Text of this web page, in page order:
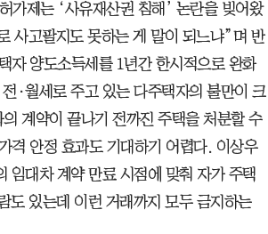
가제는 ‘사유재산권 침해’ 논란을 빚어왔
사고팔지도 못하는 게 말이 되느냐”며 반
자 양도소득세를 1년간 한시적으로 완화
·월세로 주고 있는 다주택자의 불만이 크
계약이 끝나기 전까진 주택을 처분할 수
격 안정 효과도 기대하기 어렵다. 이상우
임대차 계약 만료 시점에 맞춰 자가 주택
도 있는데 이런 거래까지 모두 금지하는